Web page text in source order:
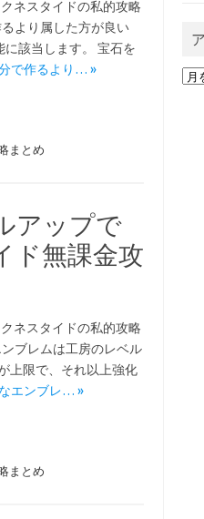
ネスタイドの私的攻略
より属した方が良い
該当します。 宝石を
で作るより… »
まとめ
アップで
ド無課金攻
ネスタイドの私的攻略
ブレムは工房のレベル
上限で、それ以上強化
エンブレ… »
まとめ
ア